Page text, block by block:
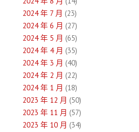
2024 年 7 月 (23)
2024 年 6 月 (27)
2024 年 5 月 (65)
2024 年 4 月 (35)
2024 年 3 月 (40)
2024 年 2 月 (22)
2024 年 1 月 (18)
2023 年 12 月 (50)
2023 年 11 月 (57)
2023 年 10 月 (34)